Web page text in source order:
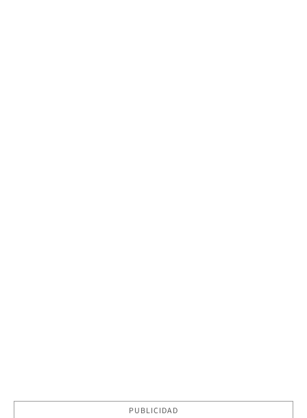
PUBLICIDAD